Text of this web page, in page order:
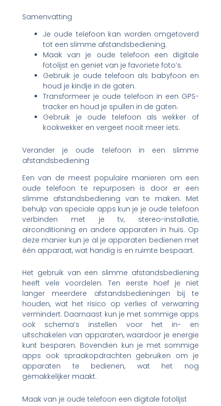
Samenvatting
Je oude telefoon kan worden omgetoverd
tot een slimme afstandsbediening.
Maak van je oude telefoon een digitale
fotolijst en geniet van je favoriete foto’s.
Gebruik je oude telefoon als babyfoon en
houd je kindje in de gaten.
Transformeer je oude telefoon in een GPS-
tracker en houd je spullen in de gaten.
Gebruik je oude telefoon als wekker of
kookwekker en vergeet nooit meer iets.
Verander je oude telefoon in een slimme
afstandsbediening
Een van de meest populaire manieren om een
oude telefoon te repurposen is door er een
slimme afstandsbediening van te maken. Met
behulp van speciale apps kun je je oude telefoon
verbinden met je tv, stereo-installatie,
airconditioning en andere apparaten in huis. Op
deze manier kun je al je apparaten bedienen met
één apparaat, wat handig is en ruimte bespaart.
Het gebruik van een slimme afstandsbediening
heeft vele voordelen. Ten eerste hoef je niet
langer meerdere afstandsbedieningen bij te
houden, wat het risico op verlies of verwarring
vermindert. Daarnaast kun je met sommige apps
ook schema’s instellen voor het in- en
uitschakelen van apparaten, waardoor je energie
kunt besparen. Bovendien kun je met sommige
apps ook spraakopdrachten gebruiken om je
apparaten te bedienen, wat het nog
gemakkelijker maakt.
Maak van je oude telefoon een digitale fotolijst